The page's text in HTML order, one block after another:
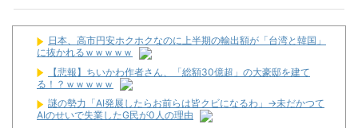
日本、高市円安ホクホクなのに上半期の輸出額が「台湾と韓国」
に抜かれるｗｗｗｗｗ
【悲報】ちいかわ作者さん、「総額30億超」の大豪邸を建て
る！？ｗｗｗｗｗ
謎の勢力「AI発展したらお前らは皆クビになるわ」→未だかつて
AIのせいで失業したG民が0人の理由